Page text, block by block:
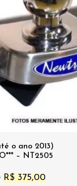
o ano 2013)
– NT2505
O
R$375,00O